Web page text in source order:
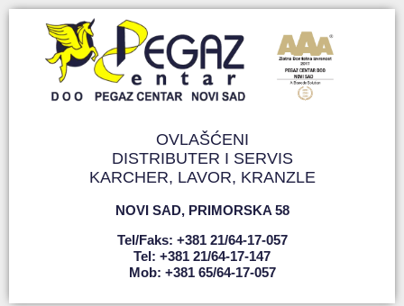
OVLAŠĆENI
DISTRIBUTER I SERVIS
KARCHER, LAVOR, KRANZLE
NOVI SAD, PRIMORSKA 58
Tel/faks: +381 21/64-17-057
Tel: +381 21/64-17-147
Mob: +381 65/64-17-057